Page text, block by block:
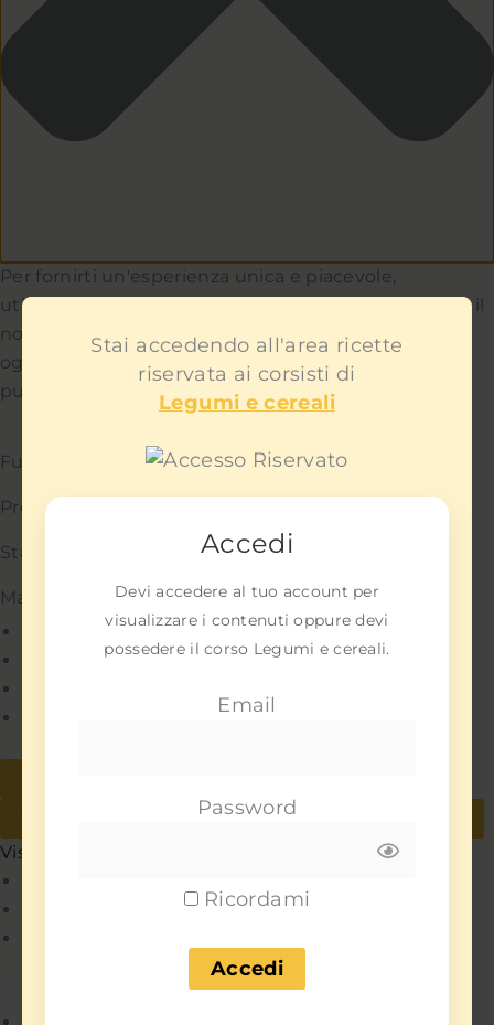
Per fornirti un'esperienza unica e piacevole,
utilizziamo i cookie per capire e aiutarci a migliorare il
nostro sito e servizio. Teniamo a cuore la privacy di
ogni utente e non ti mostreremo contenuti
pubblicitari fastidiosi.
Funzionale Sempre attivo
Preferenze
Statistiche
Marketing
Gestisci opzioni
Gestisci servizi
Per saperne di più su questi scopi
Visualizza le preferenze
Visualizza le preferenze
Stai accedendo all'area ricette
riservata ai corsisti di
Legumi e cereali
Accedi
Devi accedere al tuo account per
visualizzare i contenuti oppure devi
possedere il corso Legumi e cereali.
Email
Password
Ricordami